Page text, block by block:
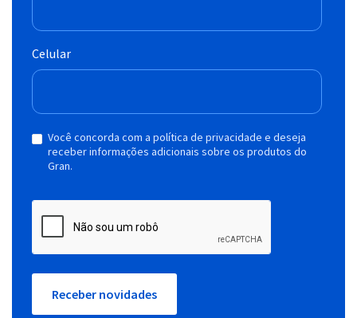
Celular
Você concorda com a política de privacidade e deseja
receber informações adicionais sobre os produtos do
Gran.
Receber novidades